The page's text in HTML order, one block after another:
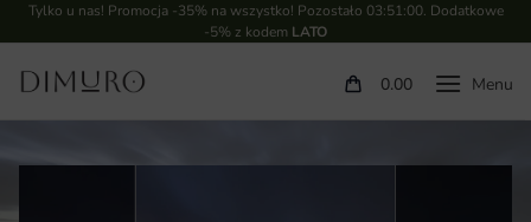
Tylko u nas! Promocja -35% na wszystko! Pozostało 03:51:00. Dodatkowe
-5% z kodem LATO
0.00